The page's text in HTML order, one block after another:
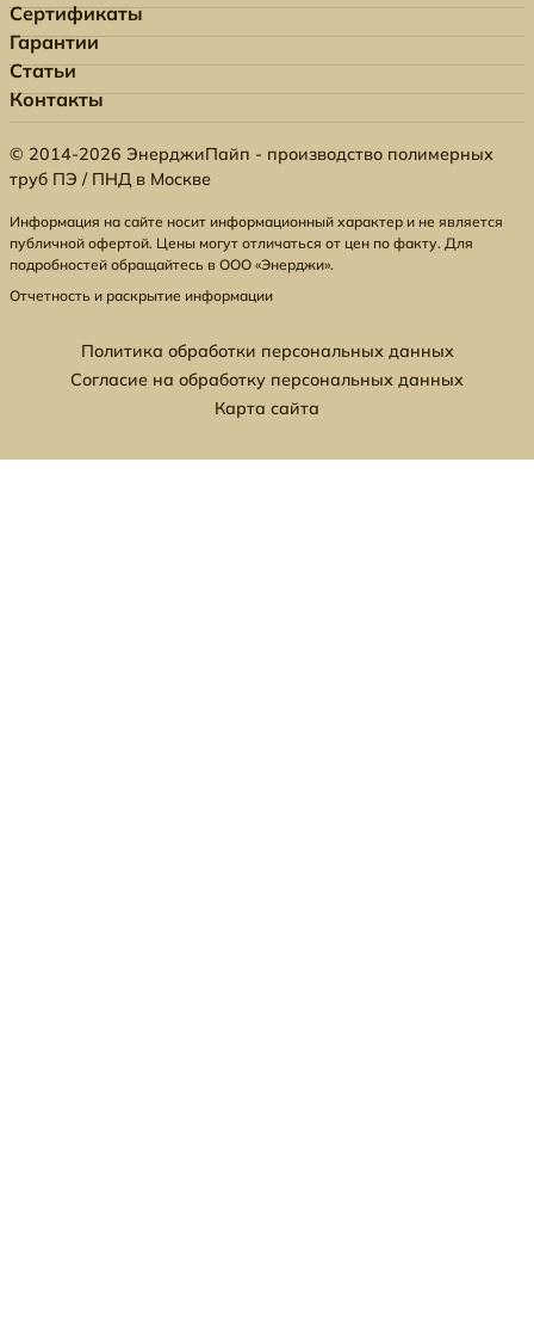
Сертификаты
Гарантии
Статьи
Контакты
© 2014-2026 ЭнерджиПайп - производство полимерных
труб ПЭ / ПНД в Москве
Информация на сайте носит информационный характер и не является
публичной офертой. Цены могут отличаться от цен по факту. Для
подробностей обращайтесь в ООО «Энерджи».
Отчетность и раскрытие информации
Политика обработки персональных данных
Согласие на обработку персональных данных
Карта сайта